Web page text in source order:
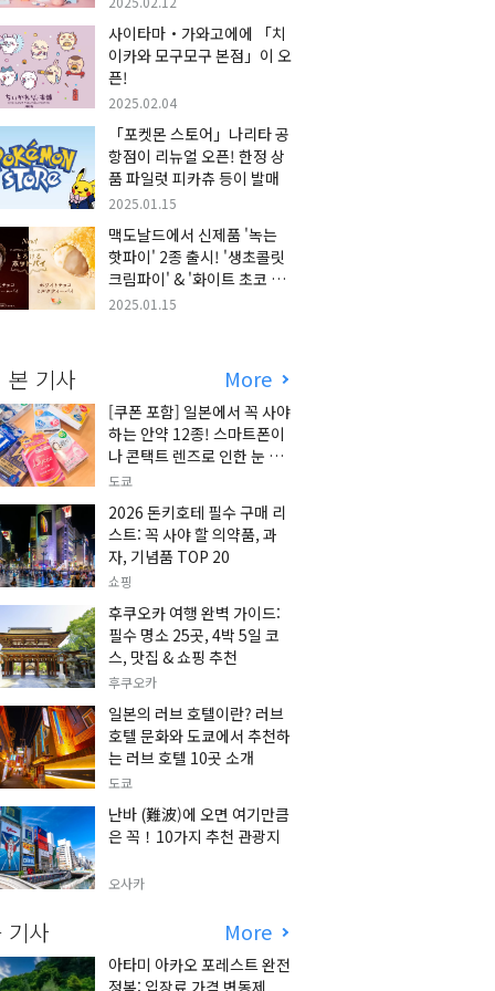
일본의 현관문, 나
리타 공항 특집
사이타마・가와고에에 「치
이카와 모구모구 본점」이 오
픈!
2025.02.04
「포켓몬 스토어」나리타 공
항점이 리뉴얼 오픈! 한정 상
품 파일럿 피카츄 등이 발매
2025.01.15
맥도날드에서 신제품 '녹는
핫파이' 2종 출시! '생초콜릿
크림파이' & '화이트 초코 밀
크티 파이' 출시!
2025.01.15
본 기사 More
[쿠폰 포함] 일본에서 꼭 사야
하는 안약 12종! 스마트폰이
나 콘택트 렌즈로 인한 눈 피
로에 최적!
도쿄
2026 돈키호테 필수 구매 리
스트: 꼭 사야 할 의약품, 과
자, 기념품 TOP 20
쇼핑
후쿠오카 여행 완벽 가이드:
필수 명소 25곳, 4박 5일 코
스, 맛집 & 쇼핑 추천
후쿠오카
일본의 러브 호텔이란? 러브
호텔 문화와 도쿄에서 추천하
는 러브 호텔 10곳 소개
도쿄
난바 (難波)에 오면 여기만큼
은 꼭！10가지 추천 관광지
오사카
기사 More
아타미 아카오 포레스트 완전
정복: 입장료 가격 변동제,